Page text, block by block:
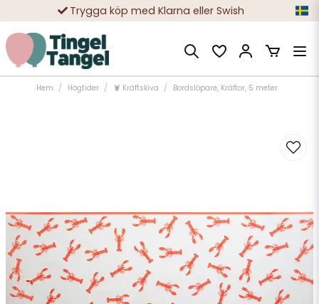
Trygga köp med Klarna eller Swish
10 000-tals nöjda kunder
Hem Högtider 🦞 Kräftskiva Bordslöpare, Kräftor, 5 meter